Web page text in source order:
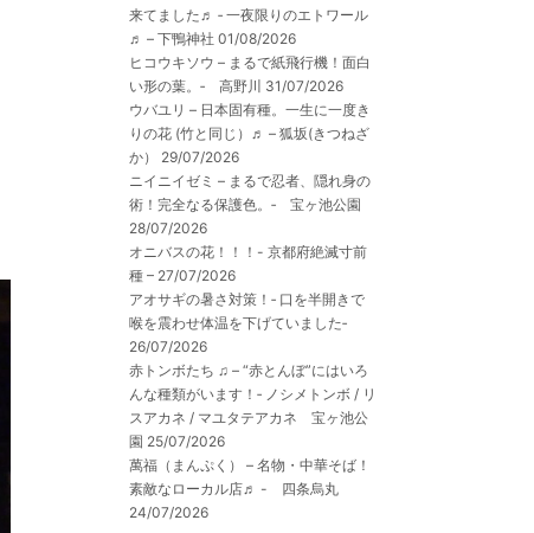
来てました♬ ‐ 一夜限りのエトワール
♬ – 下鴨神社 01/08/2026
ヒコウキソウ – まるで紙飛行機！面白
い形の葉。‐ 高野川 31/07/2026
ウバユリ – 日本固有種。一生に一度き
りの花 (竹と同じ）♬ – 狐坂(きつねざ
か）
29/07/2026
ニイニイゼミ – まるで忍者、隠れ身の
術！完全なる保護色。‐ 宝ヶ池公園
28/07/2026
オニバスの花！！！- 京都府絶滅寸前
種 – 27/07/2026
アオサギの暑さ対策！‐ 口を半開きで
喉を震わせ体温を下げていました‐
26/07/2026
赤トンボたち ♫ – “赤とんぼ”にはいろ
んな種類がいます！‐ ノシメトンボ / リ
スアカネ / マユタテアカネ 宝ヶ池公
園 25/07/2026
萬福（まんぷく） – 名物・中華そば！
素敵なローカル店♬ - 四条烏丸
24/07/2026